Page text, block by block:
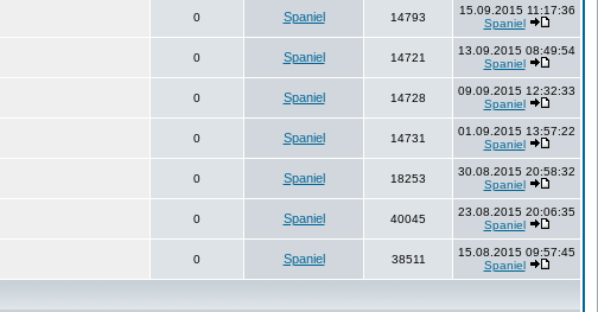
0 Spaniel 14793
15.09.2015 11:17:36
Spaniel
0 Spaniel 14721
13.09.2015 08:49:54
Spaniel
0 Spaniel 14728
09.09.2015 12:32:33
Spaniel
0 Spaniel 14731
01.09.2015 13:57:22
Spaniel
0 Spaniel 18253
30.08.2015 20:58:32
Spaniel
0 Spaniel 40045
23.08.2015 20:06:35
Spaniel
0 Spaniel 38511
15.08.2015 09:57:45
Spaniel